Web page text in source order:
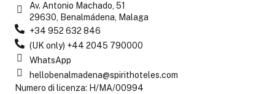
Av. Antonio Machado, 51
29630, Benalmádena, Malaga
+34 952 632 846
(UK only) +44 2045 790000
WhatsApp
hellobenalmadena@spirithoteles.com
Numero di licenza: H/MA/00994